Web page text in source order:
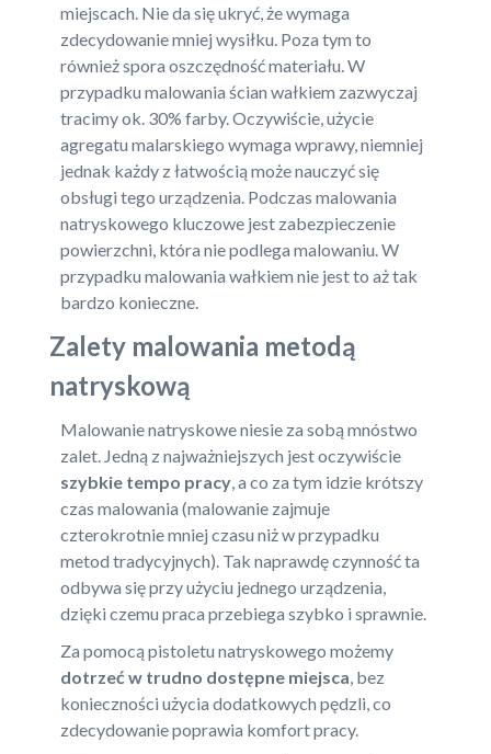
miejscach. Nie da się ukryć, że wymaga
zdecydowanie mniej wysiłku. Poza tym to
również spora oszczędność materiału. W
przypadku malowania ścian wałkiem zazwyczaj
tracimy ok. 30% farby. Oczywiście, użycie
agregatu malarskiego wymaga wprawy, niemniej
jednak każdy z łatwością może nauczyć się
obsługi tego urządzenia. Podczas malowania
natryskowego kluczowe jest zabezpieczenie
powierzchni, która nie podlega malowaniu. W
przypadku malowania wałkiem nie jest to aż tak
bardzo konieczne.
Zalety malowania metodą
natryskową
Malowanie natryskowe niesie za sobą mnóstwo
zalet. Jedną z najważniejszych jest oczywiście
szybkie tempo pracy , a co za tym idzie krótszy
czas malowania (malowanie zajmuje
czterokrotnie mniej czasu niż w przypadku
metod tradycyjnych). Tak naprawdę czynność ta
odbywa się przy użyciu jednego urządzenia,
dzięki czemu praca przebiega szybko i sprawnie.
Za pomocą pistoletu natryskowego możemy
dotrzeć w trudno dostępne miejsca , bez
konieczności użycia dodatkowych pędzli, co
zdecydowanie poprawia komfort pracy.